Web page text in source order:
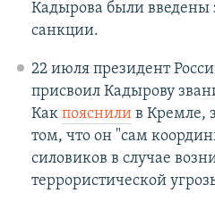
Кадырова были введены
санкции.
22 июля президент
присвоил Кадырову
Как пояснилив Кремле,
том, что он "сам
силовиков в случае
террористической